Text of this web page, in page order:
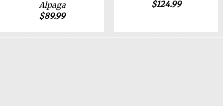
Alpaga
$89.99
$124.99